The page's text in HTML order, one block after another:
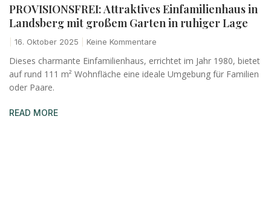
PROVISIONSFREI: Attraktives Einfamilienhaus in
Landsberg mit großem Garten in ruhiger Lage
16. Oktober 2025 Keine Kommentare
Dieses charmante Einfamilienhaus, errichtet im Jahr 1980, bietet
auf rund 111 m² Wohnfläche eine ideale Umgebung für Familien
oder Paare.
READ MORE